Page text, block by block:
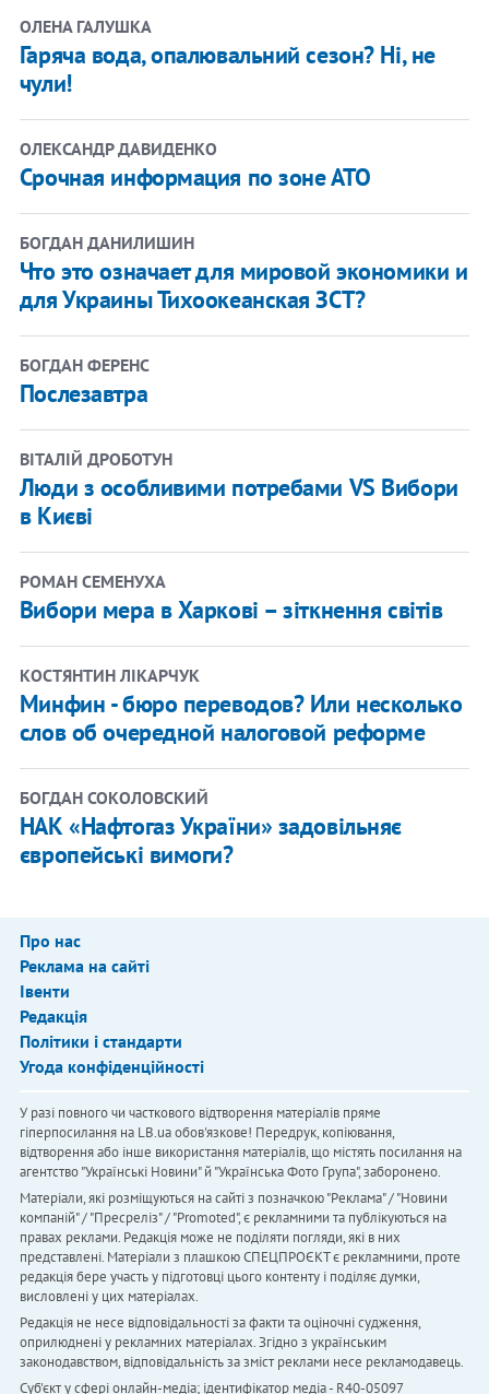
ОЛЕНА ГАЛУШКА
Гаряча вода, опалювальний сезон? Ні, не
чули!
ОЛЕКСАНДР ДАВИДЕНКО
Срочная информация по зоне АТО
БОГДАН ДАНИЛИШИН
Что это означает для мировой экономики и
для Украины Тихоокеанская ЗСТ?
БОГДАН ФЕРЕНС
Послезавтра
ВІТАЛІЙ ДРОБОТУН
Люди з особливими потребами VS Вибори
в Києві
РОМАН СЕМЕНУХА
Вибори мера в Харкові – зіткнення світів
КОСТЯНТИН ЛІКАРЧУК
Минфин - бюро переводов? Или несколько
слов об очередной налоговой реформе
БОГДАН СОКОЛОВСКИЙ
НАК «Нафтогаз України» задовільняє
європейські вимоги?
Про нас
Реклама на сайті
Івенти
Редакція
Політики і стандарти
Угода конфіденційності
У разі повного чи часткового відтворення матеріалів пряме
гіперпосилання на LB.ua обов'язкове! Передрук, копіювання,
відтворення або інше використання матеріалів, що містять посилання на
агентство "Українськi Новини" й "Українська Фото Група", заборонено.
Матеріали, які розміщуються на сайті з позначкою "Реклама" / "Новини
компаній" / "Пресреліз" / "Promoted", є рекламними та публікуються на
правах реклами. Редакція може не поділяти погляди, які в них
представлені. Матеріали з плашкою СПЕЦПРОЄКТ є рекламними, проте
редакція бере участь у підготовці цього контенту і поділяє думки,
висловлені у цих матеріалах.
Редакція не несе відповідальності за факти та оціночні судження,
оприлюднені у рекламних матеріалах. Згідно з українським
законодавством, відповідальність за зміст реклами несе рекламодавець.
Cуб'єкт у сфері онлайн-медіа; ідентифікатор медіа - R40-05097